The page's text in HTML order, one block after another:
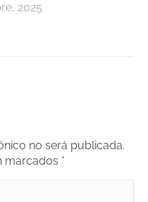
2025
no será publicada.
marcados *